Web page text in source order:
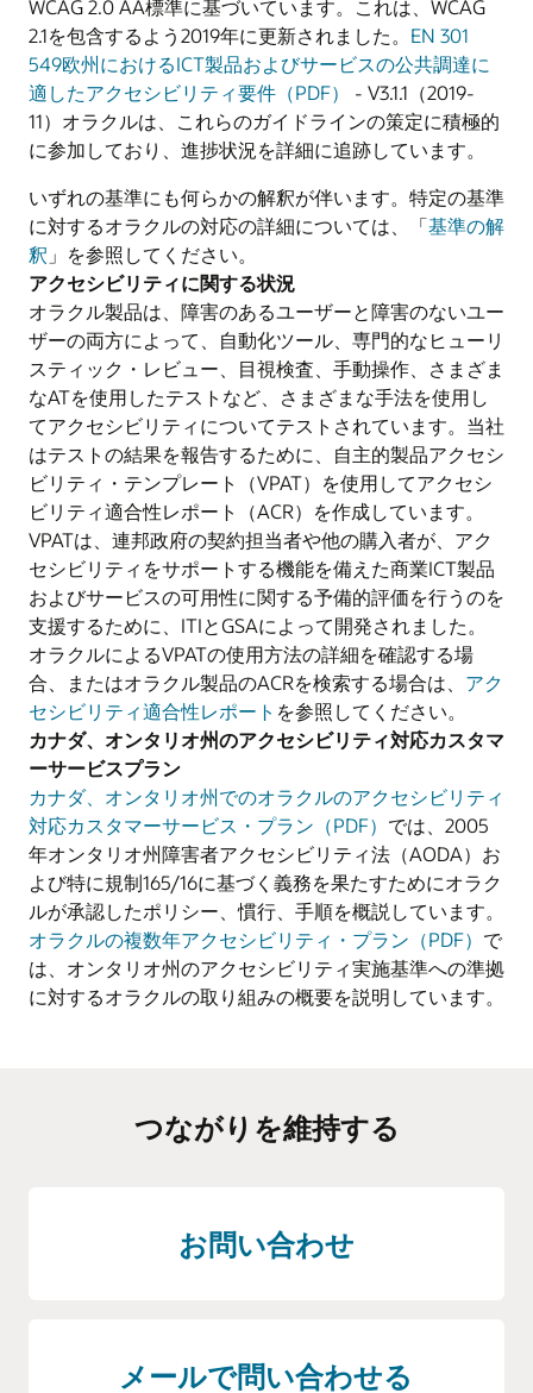
WCAG 2.0 AA標準に基づいています。これは、WCAG
2.1を包含するよう2019年に更新されました。 EN 301
549欧州におけるICT製品およびサービスの公共調達に
適したアクセシビリティ要件（PDF）
- V3.1.1（2019-
11）オラクルは、これらのガイドラインの策定に積極的
に参加しており、進捗状況を詳細に追跡しています。
いずれの基準にも何らかの解釈が伴います。特定の基準
に対するオラクルの対応の詳細については、「基準の解
釈 」を参照してください。
アクセシビリティに関する状況
オラクル製品は、障害のあるユーザーと障害のないユー
ザーの両方によって、自動化ツール、専門的なヒューリ
スティック・レビュー、目視検査、手動操作、さまざま
なATを使用したテストなど、さまざまな手法を使用し
てアクセシビリティについてテストされています。当社
はテストの結果を報告するために、自主的製品アクセシ
ビリティ・テンプレート（VPAT）を使用してアクセシ
ビリティ適合性レポート（ACR）を作成しています。
VPATは、連邦政府の契約担当者や他の購入者が、アク
セシビリティをサポートする機能を備えた商業ICT製品
およびサービスの可用性に関する予備的評価を行うのを
支援するために、ITIとGSAによって開発されました。
オラクルによるVPATの使用方法の詳細を確認する場
合、またはオラクル製品のACRを検索する場合は、 アク
セシビリティ適合性レポート を参照してください。
カナダ、オンタリオ州のアクセシビリティ対応カスタマ
ーサービスプラン
カナダ、オンタリオ州でのオラクルのアクセシビリティ
対応カスタマーサービス・プラン（PDF） では、2005
年オンタリオ州障害者アクセシビリティ法（AODA）お
よび特に規制165/16に基づく義務を果たすためにオラク
ルが承認したポリシー、慣行、手順を概説しています。
オラクルの複数年アクセシビリティ・プラン（PDF） で
は、オンタリオ州のアクセシビリティ実施基準への準拠
に対するオラクルの取り組みの概要を説明しています。
つながりを維持する
お問い合わせ
メールで問い合わせる